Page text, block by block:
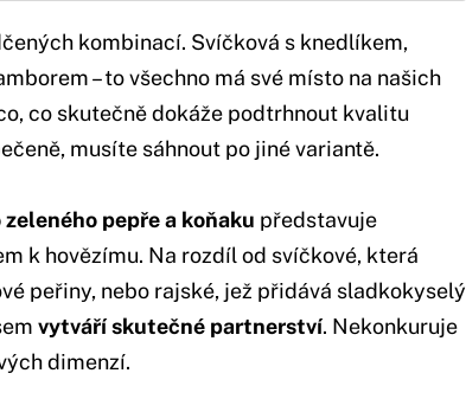
kombinací. Svíčková s knedlíkem,
– to všechno má své místo na našich
co skutečně dokáže podtrhnout kvalitu
musíte sáhnout po jiné variantě.
pepře a koňaku představuje
k hovězímu. Na rozdíl od svíčkové, která
peřiny, nebo rajské, jež přidává sladkokyselý
vytváří skutečné partnerství. Nekonkuruje
dimenzí.